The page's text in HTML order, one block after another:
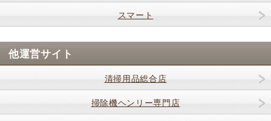
スマート
他運営サイト
清掃用品総合店
掃除機ヘンリー専門店